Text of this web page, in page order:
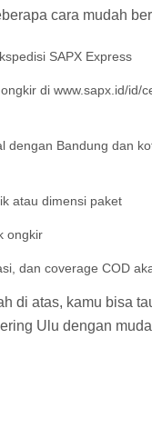
cara mudah
SAPX Express
di www.sapx.id/id/
dengan Bandung dan
atau dimensi paket
ongkir
dan coverage COD
di atas, kamu bisa
Ulu dengan